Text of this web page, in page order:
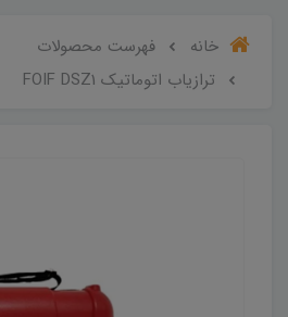
خانه
فهرست محصولات
ترازیاب اتوماتیک FOIF DSZ1